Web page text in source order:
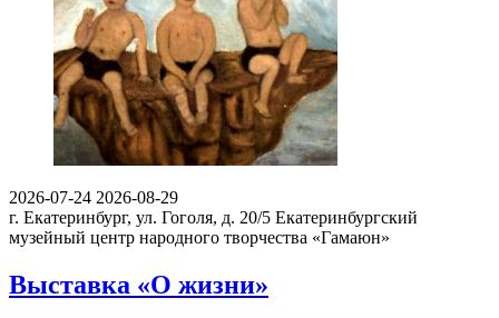
2026-07-24 2026-08-29
г. Екатеринбург, ул. Гоголя, д. 20/5 Екатеринбургский
музейный центр народного творчества «Гамаюн»
Выставка «О жизни»